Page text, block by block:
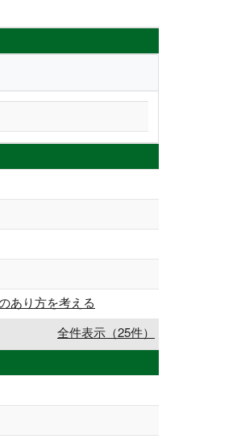
あり方を考える
全件表示（25件）